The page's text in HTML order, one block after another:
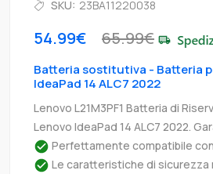
SKU: 23BA11220038
54.99€ 65.99€
Batteria sostitutiva - Batteria
IdeaPad 14 ALC7 2022
Lenovo L21M3PF1 Batteria di
Lenovo IdeaPad 14 ALC7 2022.
Perfettamente compatibile
Le caratteristiche di sicurezza